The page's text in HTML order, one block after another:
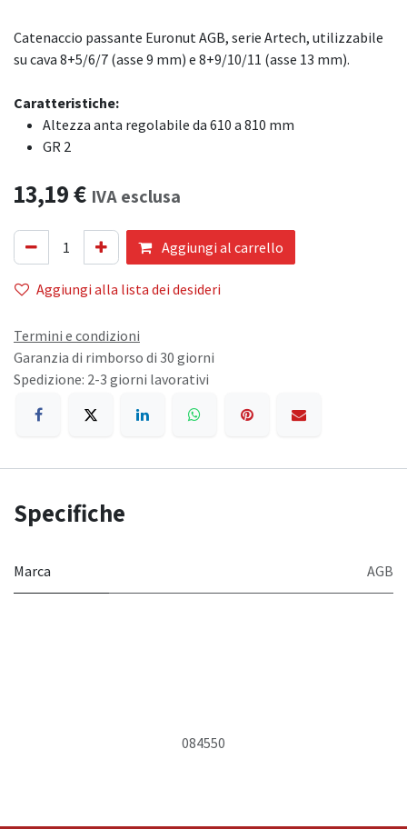
Catenaccio passante Euronut AGB, serie Artech, utilizzabile
su cava 8+5/6/7 (asse 9 mm) e 8+9/10/11 (asse 13 mm).
Caratteristiche:
Altezza anta regolabile da 610 a 810 mm
GR 2
13,19€ IVA esclusa
Aggiungi al carrello
Aggiungi alla lista dei desideri
Termini e condizioni
Garanzia di rimborso di 30 giorni
Spedizione: 2-3 giorni lavorativi
Specifiche
Marca AGB
084550